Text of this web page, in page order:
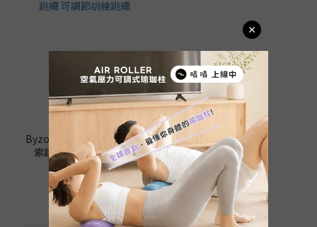
Byzoom Fitness 高轉速鋼
索跳繩 可調節訓練跳繩
NT$490